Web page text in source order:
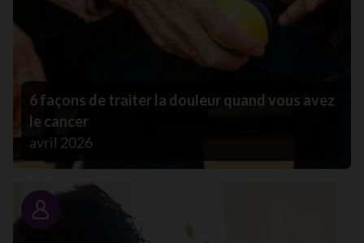
6 façons de traiter la douleur quand vous avez
le cancer
avril 2026
Portrait